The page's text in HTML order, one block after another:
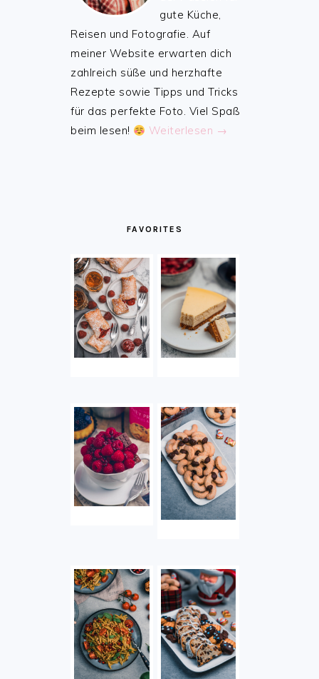
gute Küche,
Reisen und Fotografie. Auf
meiner Website erwarten dich
zahlreich süße und herzhafte
Rezepte sowie Tipps und Tricks
für das perfekte Foto. Viel Spaß
beim lesen!
Weiterlesen →
FAVORITES